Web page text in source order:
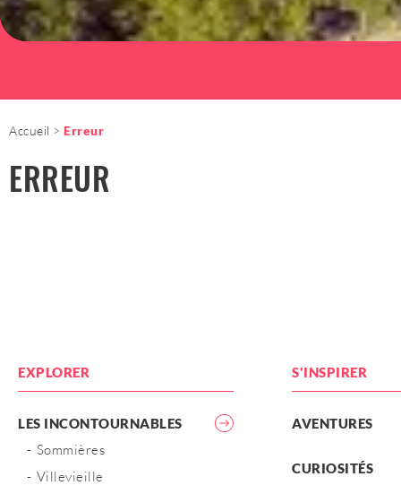
Accueil Erreur
ERREUR
EXPLORER
LES INCONTOURNABLES
Sommières
Villevieille
S'INSPIRER
AVENTURES
CURIOSITÉS